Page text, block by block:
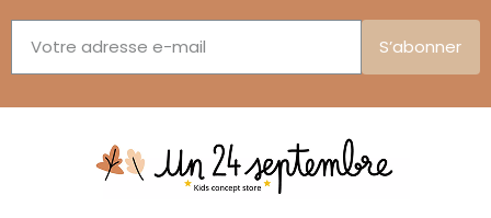
S’abonner